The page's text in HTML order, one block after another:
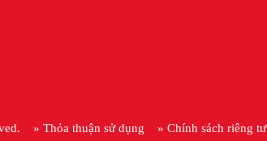
» Thỏa thuận sử dụng » Chính sách riêng tư